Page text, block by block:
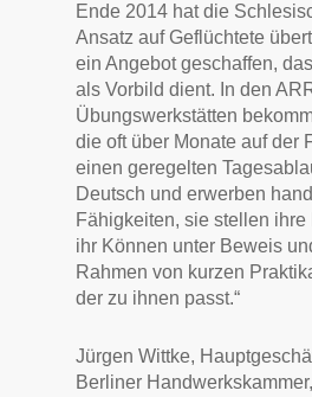
Ende 2014 hat die
Ansatz auf Geflüchtete
ein Angebot geschaffen,
als Vorbild dient. In den
Übungswerkstätten
die oft über Monate auf der
einen geregelten
Deutsch und erwerben
Fähigkeiten, sie stellen ihre
ihr Können unter Beweis
Rahmen von kurzen
der zu ihnen passt.“
Jürgen Wittke,
Berliner